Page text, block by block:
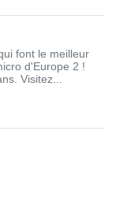
font le meilleur
d'Europe 2 !
Visitez...